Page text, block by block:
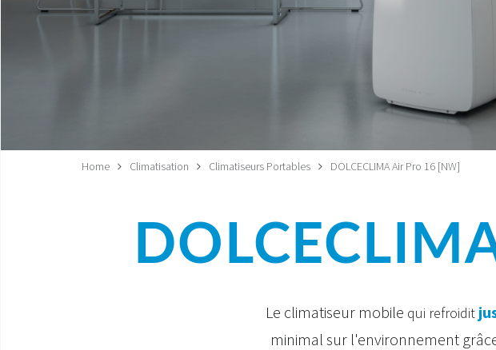
Home Climatisation Climatiseurs Portables DOLCECLIMA Air Pro 16 [NW]
Le climatiseur mobile qui refroidit
minimal sur l'environnement